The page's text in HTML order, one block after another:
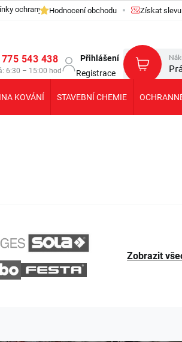
ochrany osobních údajů GDPR
Hodnocení obchodu Získat slevu
543 438
6:30 – 15:00 hod
Přihlášení
Registrace
KOVÁNÍ STAVEBNÍ CHEMIE
Zobrazit